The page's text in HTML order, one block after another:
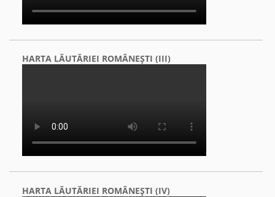
HARTA LĂUTĂRIEI ROMÂNEŞTI (III)
HARTA LĂUTĂRIEI ROMÂNEŞTI (IV)